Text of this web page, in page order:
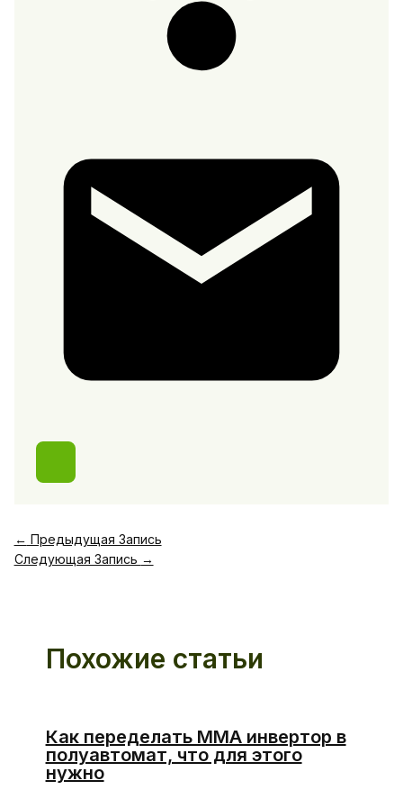
← Предыдущая Запись
Следующая Запись →
Похожие статьи
Как переделать ММА инвертор в
полуавтомат, что для этого
нужно